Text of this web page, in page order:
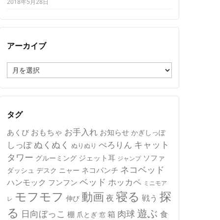
2018年5月28日
アーカイブ
ー
カ
イ
タグ
あくび おもちゃ お手入れ お知らせ かぎしっぽ
しっぽ ぬくぬく ぬりぬり ぺろりん キャット
タワー グルーミング ジェット耳 ジャンプ ソファ
ダッシュ デスク ニャー ネコパンチ ネコベッド
ハンモック フンフン ベッド ホッカペ ミニモア
レ モフモフ 伸び 動画 夜 寝る 戦う 探
る 日向ぼっこ 棚 爪とぎ 窓 箱 肉球 遊ぶ 食